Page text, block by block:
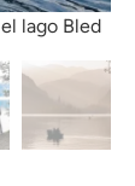
lago Bled